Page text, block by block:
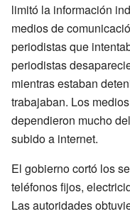
limitó la información
medios de
periodistas que
periodistas
mientras estaban
trabajaban. Los
dependieron mucho
subido a internet.
El gobierno cortó los
teléfonos fijos,
Las autoridades